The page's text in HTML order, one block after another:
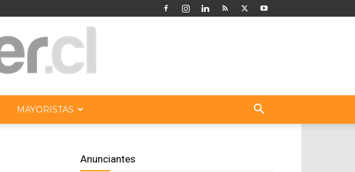
MAYORISTAS
Anunciantes